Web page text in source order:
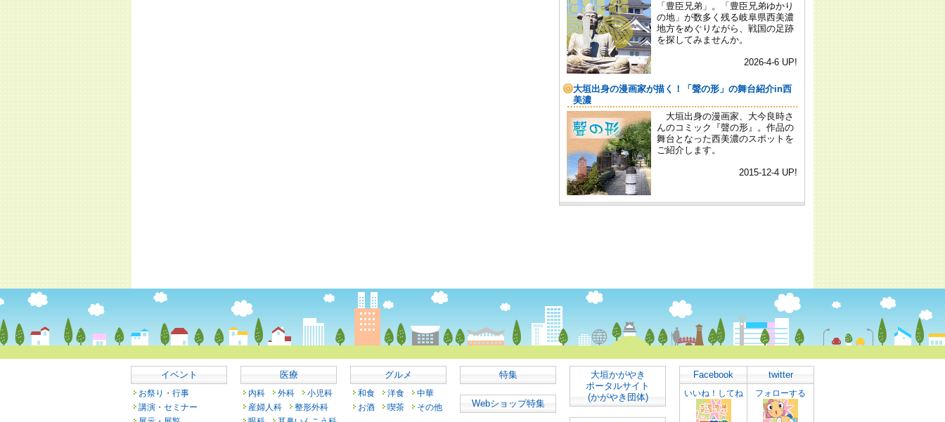
イベント
お祭り・行事
講演・セミナー
医療
内科 外科
小児科
産婦人科
整形外科
グルメ
和食 洋食
中華
お酒
喫茶 その他
特集
Webショップ特集
大垣かがやき
ポータルサイト
(かがやき団体)
Facebook
いいね！してね
twitter
フォローする